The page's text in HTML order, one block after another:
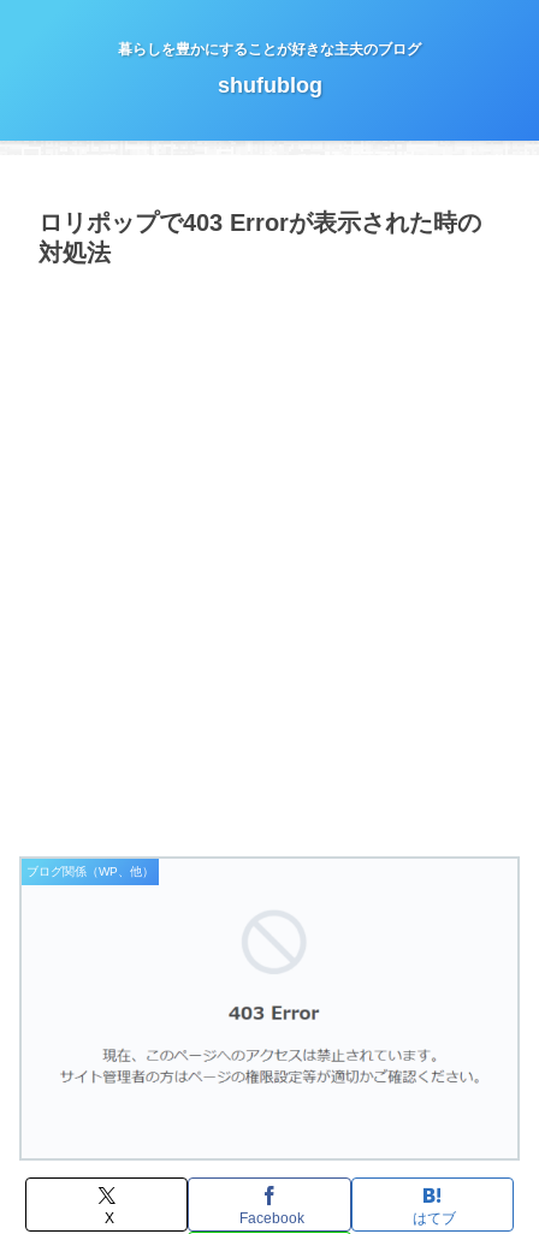
暮らしを豊かにすることが好きな主夫のブログ
shufublog
ロリポップで403 Errorが表示された時の
対処法
ブログ関係（WP、他）
X Facebook はてブ